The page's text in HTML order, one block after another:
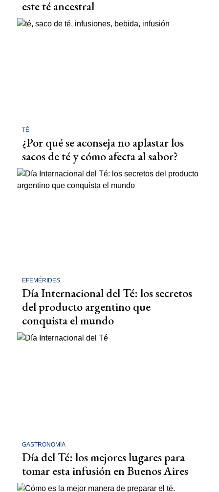
este té ancestral
TÉ
¿Por qué se aconseja no aplastar los
sacos de té y cómo afecta al sabor?
EFEMÉRIDES
Día Internacional del Té: los secretos
del producto argentino que
conquista el mundo
GASTRONOMÍA
Día del Té: los mejores lugares para
tomar esta infusión en Buenos Aires